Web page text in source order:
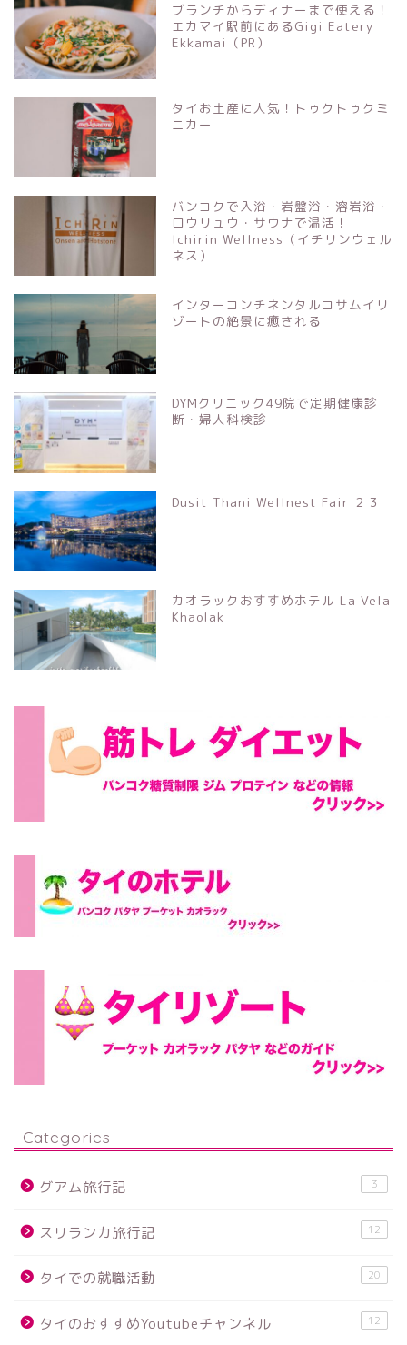
ブランチからディナーまで使える！
エカマイ駅前にあるGigi Eatery
Ekkamai（PR）
タイお土産に人気！トゥクトゥクミ
ニカー
バンコクで入浴・岩盤浴・溶岩浴・
ロウリュウ・サウナで温活！
Ichirin Wellness（イチリンウェル
ネス）
インターコンチネンタルコサムイリ
ゾートの絶景に癒される
DYMクリニック49院で定期健康診
断・婦人科検診
Dusit Thani Wellnest Fair ２３
カオラックおすすめホテル La Vela
Khaolak
Categories
グアム旅行記 3
スリランカ旅行記 12
タイでの就職活動 20
タイのおすすめYoutubeチャンネル 12